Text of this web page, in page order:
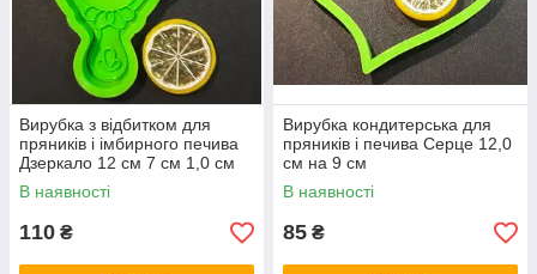
Вирубка з відбитком для
пряників і імбирного печива
Дзеркало 12 см 7 см 1,0 см
В наявності
110 ₴
Вирубка кондитерська для
пряників і печива Серце 12,0
см на 9 см
В наявності
85 ₴